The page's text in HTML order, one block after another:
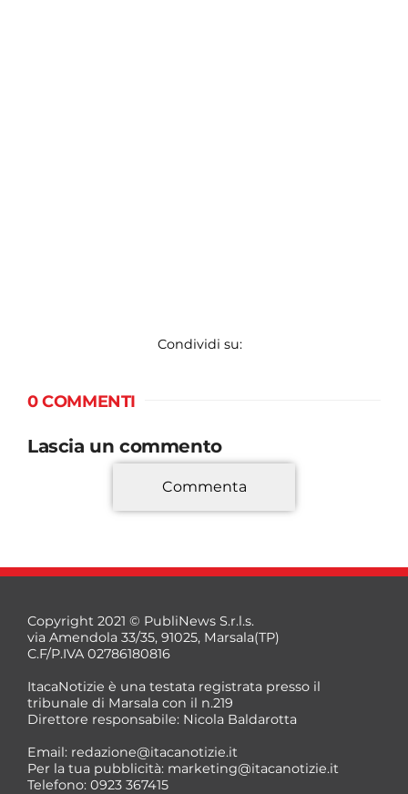
Condividi su:
0 COMMENTI
Lascia un commento
*
*
Commenta
Copyright 2021 © PubliNews S.r.l.s.
via Amendola 33/35, 91025, Marsala(TP)
C.F/P.IVA 02786180816
ItacaNotizie è una testata registrata presso il
tribunale di Marsala con il n.219
Direttore responsabile: Nicola Baldarotta
Email: redazione@itacanotizie.it
Per la tua pubblicità: marketing@itacanotizie.it
Telefono: 0923 367415